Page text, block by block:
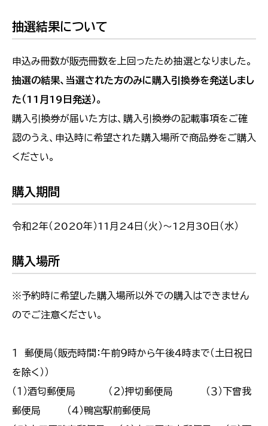
抽選結果について
申込み冊数が販売冊数を上回ったため抽選となりました。
抽選の結果、当選された方のみに購入引換券を発送しまし
た（11月19日発送）。
購入引換券が届いた方は、購入引換券の記載事項をご確
認のうえ、申込時に希望された購入場所で商品券をご購入
ください。
購入期間
令和2年（2020年）11月24日（火）～12月30日（水）
購入場所
※予約時に希望した購入場所以外での購入はできません
のでご注意ください。
１ 郵便局（販売時間：午前９時から午後４時まで（土日祝日
を除く））
（１）酒匂郵便局 （２）押切郵便局 （３）下曾我
郵便局 （４）鴨宮駅前郵便局